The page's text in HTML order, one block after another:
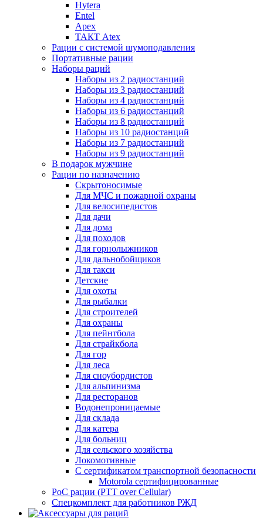
Hytera
Entel
Apex
ТАКТ Atex
Рации с системой шумоподавления
Портативные рации
Наборы раций
Наборы из 2 радиостанций
Наборы из 3 радиостанций
Наборы из 4 радиостанций
Наборы из 6 радиостанций
Наборы из 8 радиостанций
Наборы из 10 радиостанций
Наборы из 7 радиостанций
Наборы из 9 радиостанций
В подарок мужчине
Рации по назначению
Скрытоносимые
Для МЧС и пожарной охраны
Для велосипедистов
Для дачи
Для дома
Для походов
Для горнолыжников
Для дальнобойщиков
Для такси
Детские
Для охоты
Для рыбалки
Для строителей
Для охраны
Для пейнтбола
Для страйкбола
Для гор
Для леса
Для сноубордистов
Для альпинизма
Для ресторанов
Водонепроницаемые
Для склада
Для катера
Для больниц
Для сельского хозяйства
Локомотивные
С сертификатом транспортной безопасности
Motorola сертифицированные
PoC рации (PTT over Cellular)
Спецкомплект для работников РЖД